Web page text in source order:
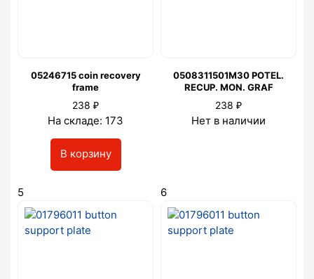
05246715 coin recovery
frame
238 ₽
На складе: 173
В корзину
0508311501M30 POTEL.
RECUP. MON. GRAF
238 ₽
Нет в наличии
5 6